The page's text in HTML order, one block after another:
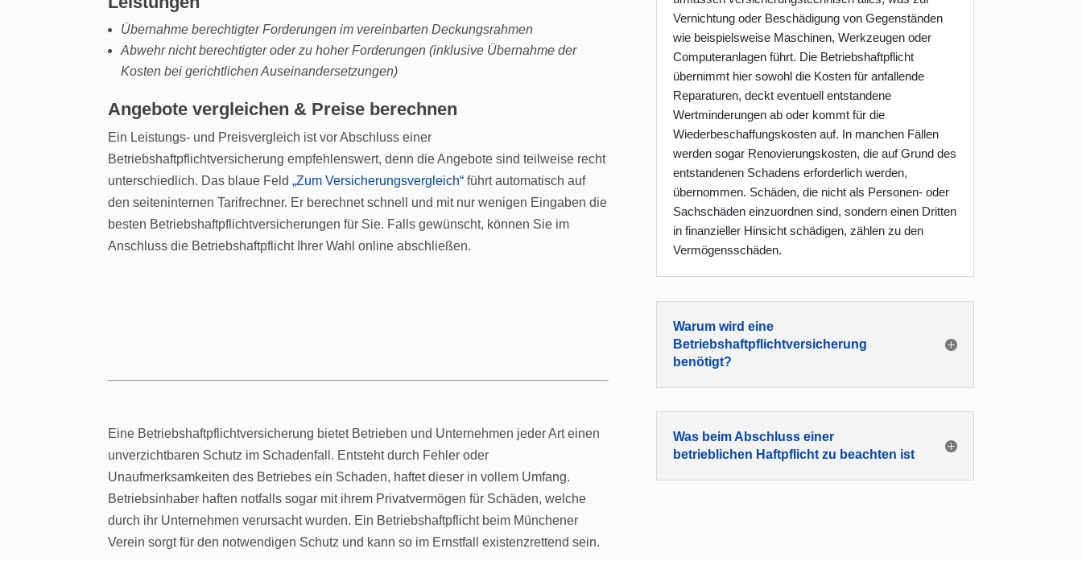
Übernahme berechtigter Forderungen im vereinbarten Deckungsrahmen
Abwehr nicht berechtigter oder zu hoher Forderungen (inklusive Übernahme der
Kosten bei gerichtlichen Auseinandersetzungen)
Angebote vergleichen & Preise berechnen
Ein Leistungs- und Preisvergleich ist vor Abschluss einer
Betriebshaftpflichtversicherung empfehlenswert, denn die Angebote sind teilweise recht
unterschiedlich. Das blaue Feld„Zum Versicherungsvergleich“ führt automatisch auf
den seiteninternen Tarifrechner. Er berechnet schnell und mit nur wenigen Eingaben die
besten Betriebshaftpflichtversicherungen für Sie. Falls gewünscht, können Sie im
Anschluss die Betriebshaftpflicht Ihrer Wahl online abschließen.
Eine Betriebshaftpflichtversicherung bietet Betrieben und Unternehmen jeder Art einen
unverzichtbaren Schutz im Schadenfall. Entsteht durch Fehler oder
Unaufmerksamkeiten des Betriebes ein Schaden, haftet dieser in vollem Umfang.
Betriebsinhaber haften notfalls sogar mit ihrem Privatvermögen für Schäden, welche
durch ihr Unternehmen verursacht wurden. Ein Betriebshaftpflicht beim Münchener
Verein sorgt für den notwendigen Schutz und kann so im Ernstfall existenzrettend sein.
Vernichtung oder Beschädigung von Gegenständen
wie beispielsweise Maschinen, Werkzeugen oder
Computeranlagen führt. Die Betriebshaftpflicht
übernimmt hier sowohl die Kosten für anfallende
Reparaturen, deckt eventuell entstandene
Wertminderungen ab oder kommt für die
Wiederbeschaffungskosten auf. In manchen Fällen
werden sogar Renovierungskosten, die auf Grund des
entstandenen Schadens erforderlich werden,
übernommen. Schäden, die nicht als Personen- oder
Sachschäden einzuordnen sind, sondern einen Dritten
in finanzieller Hinsicht schädigen, zählen zu den
Vermögensschäden.
Warum wird eine
Betriebshaftpflichtversicherung
benötigt?
Was beim Abschluss einer
betrieblichen Haftpflicht zu beachten ist